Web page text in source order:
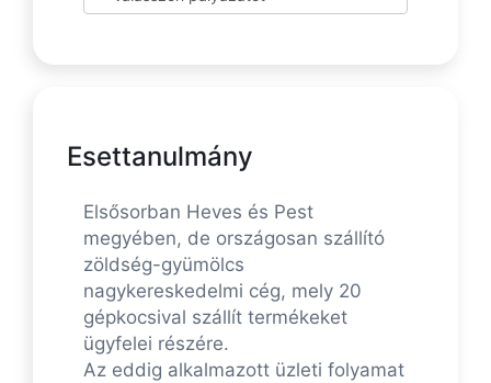
Esettanulmány
Elsősorban Heves és Pest
megyében, de országosan szállító
zöldség-gyümölcs
nagykereskedelmi cég, mely 20
gépkocsival szállít termékeket
ügyfelei részére.
Az eddig alkalmazott üzleti folyamat